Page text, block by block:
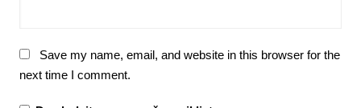
Save my name, email, and website in this browser for the
next time I comment.